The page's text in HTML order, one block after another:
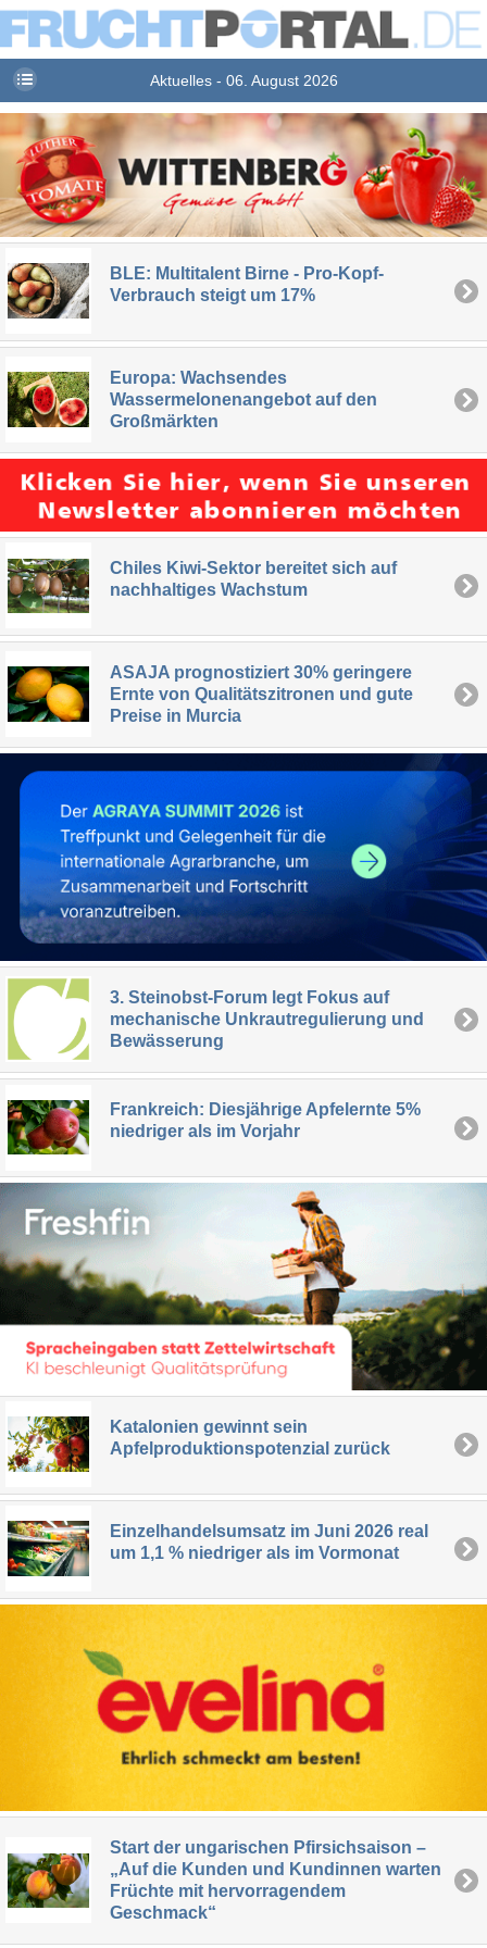
Aktuelles - 06. August 2026
BLE: Multitalent Birne - Pro-Kopf-
Verbrauch steigt um 17%
Europa: Wachsendes
Wassermelonenangebot auf den
Großmärkten
Chiles Kiwi-Sektor bereitet sich auf
nachhaltiges Wachstum
ASAJA prognostiziert 30% geringere
Ernte von Qualitätszitronen und gute
Preise in Murcia
3. Steinobst-Forum legt Fokus auf
mechanische Unkrautregulierung und
Bewässerung
Frankreich: Diesjährige Apfelernte 5%
niedriger als im Vorjahr
Katalonien gewinnt sein
Apfelproduktionspotenzial zurück
Einzelhandelsumsatz im Juni 2026 real
um 1,1 % niedriger als im Vormonat
Start der ungarischen Pfirsichsaison –
„Auf die Kunden und Kundinnen warten
Früchte mit hervorragendem
Geschmack“